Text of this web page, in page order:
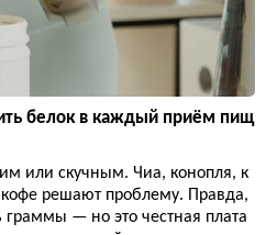
белок в каждый приём пищ
или скучным. Чиа, конопля, к
решают проблему. Правда,
граммы — но это честная плата